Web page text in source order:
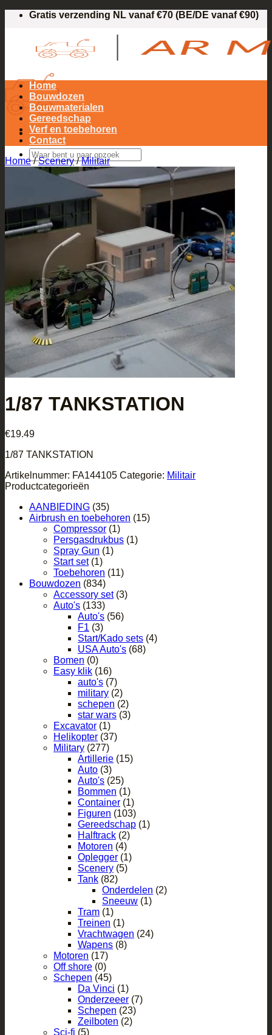
Gratis verzending NL vanaf €70 (BE/DE vanaf €90)
Zoeken
naar:
Login / Registreren
Home
Bouwdozen
Bouwmaterialen
Gereedschap
Verf en toebehoren
Contact
Home / Scenery / Militair
1/87 TANKSTATION
€19.49
1/87 TANKSTATION
Artikelnummer: FA144105 Categorie: Militair
Productcategorieën
AANBIEDING (35)
Airbrush en toebehoren (15)
Compressor (1)
Persgasdrukbus (1)
Spray Gun (1)
Start set (1)
Toebehoren (11)
Bouwdozen (834)
Accessory set (3)
Auto's (133)
Auto's (56)
F1 (3)
Start/Kado sets (4)
USA Auto's (68)
Bomen (0)
Easy klik (16)
auto's (7)
military (2)
schepen (2)
star wars (3)
Excavator (1)
Helikopter (37)
Military (277)
Artillerie (15)
Auto (3)
Auto's (25)
Bommen (1)
Container (1)
Figuren (103)
Gereedschap (1)
Halftrack (2)
Motoren (4)
Oplegger (1)
Scenery (5)
Tank (82)
Onderdelen (2)
Sneeuw (1)
Tram (1)
Treinen (1)
Vrachtwagen (24)
Wapens (8)
Motoren (17)
Off shore (0)
Schepen (45)
Da Vinci (1)
Onderzeeer (7)
Schepen (23)
Zeilboten (2)
Sci-fi (5)